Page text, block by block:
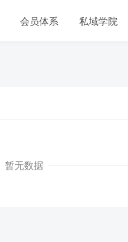
会员体系 私域学院
暂无数据